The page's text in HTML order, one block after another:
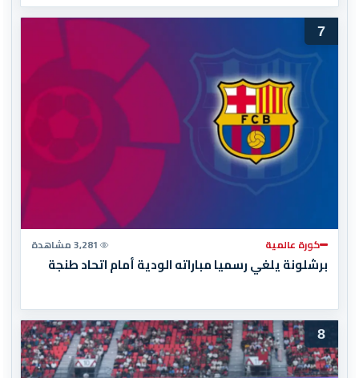
7
كورة عالمية 3,281 مشاهدة
برشلونة يلغي رسميا مباراته الودية أمام اتحاد طنجة
8